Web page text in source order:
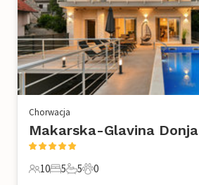
Chorwacja
Makarska-Glavina Donja
10 Goście
10
5 Sypialnie
5
5 Łazienki
5
0 Zwierzęta domowe
0